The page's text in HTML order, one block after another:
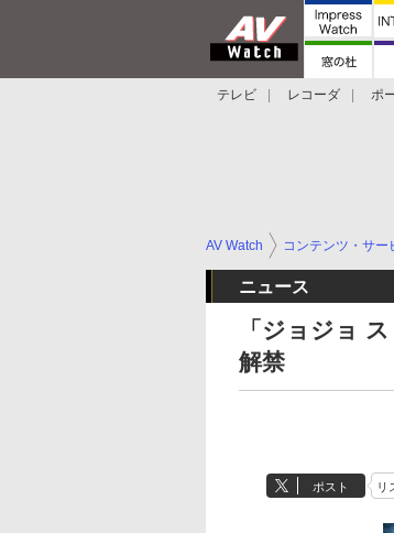
テレビ レコーダ ポ
AV Watch コンテンツ・サー
ニュース
「ジョジョ
解禁
ポスト リ